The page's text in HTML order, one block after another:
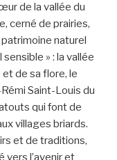
de la vallée du
cerné de prairies,
naturel
» : la vallée
de sa flore, le
Saint-Louis du
qui font de
villages briards.
et de traditions,
vers l’avenir et